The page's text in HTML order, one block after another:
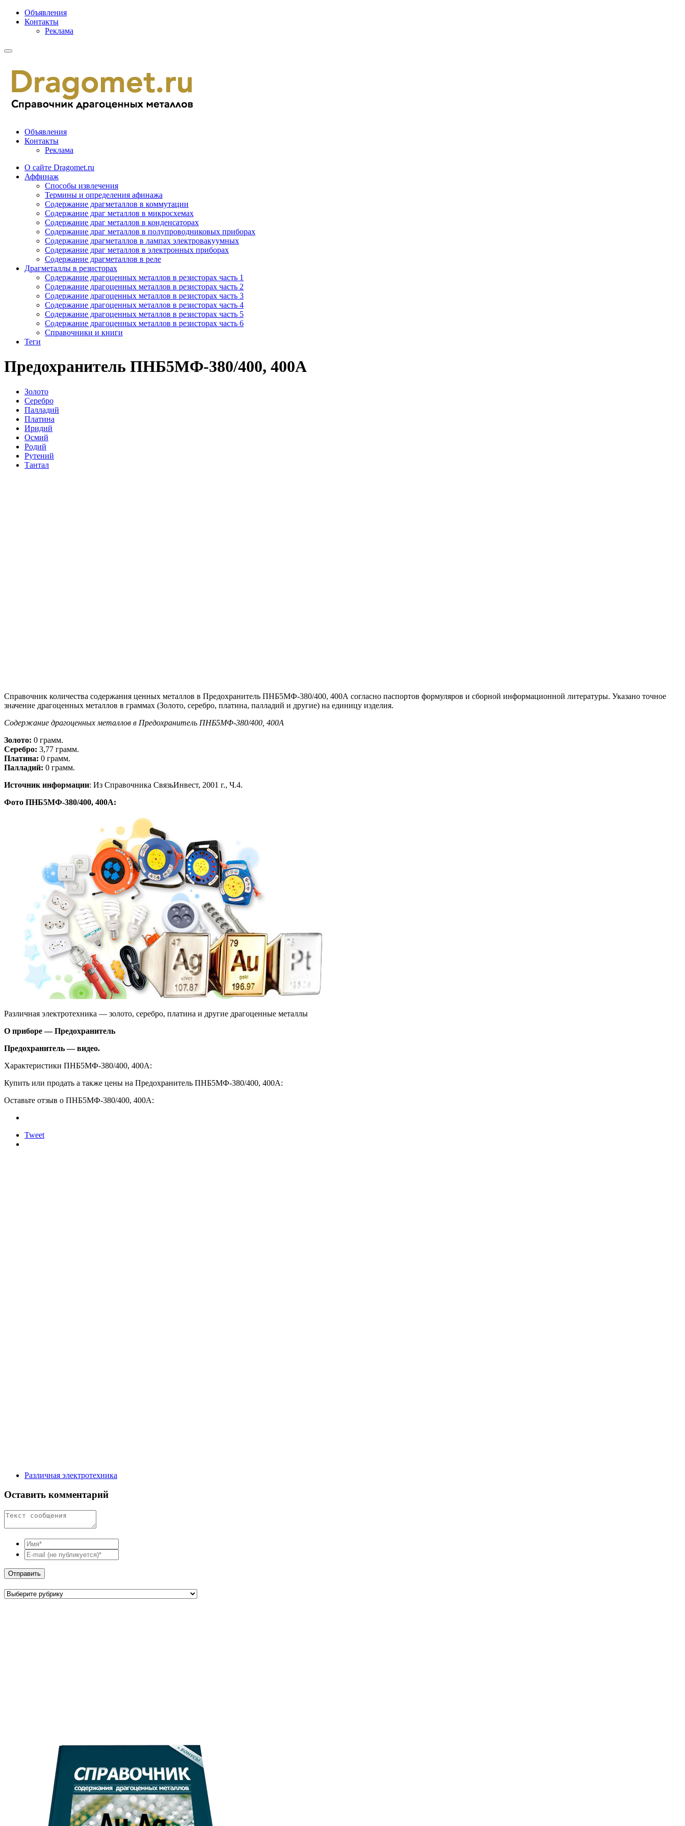
Объявления
Контакты
Реклама
Объявления
Контакты
Реклама
О сайте Dragomet.ru
Аффинаж
Способы извлечения
Термины и определения афинажа
Содержание драгметаллов в коммутации
Содержание драг металлов в микросхемах
Содержание драг металлов в конденсаторах
Содержание драг металлов в полупроводниковых приборах
Содержание драгметаллов в лампах электровакуумных
Содержание драг металлов в электронных приборах
Содержание драгметаллов в реле
Драгметаллы в резисторах
Содержание драгоценных металлов в резисторах часть 1
Содержание драгоценных металлов в резисторах часть 2
Содержание драгоценных металлов в резисторах часть 3
Содержание драгоценных металлов в резисторах часть 4
Содержание драгоценных металлов в резисторах часть 5
Содержание драгоценных металлов в резисторах часть 6
Справочники и книги
Теги
Предохранитель ПНБ5МФ-380/400, 400А
Золото
Серебро
Палладий
Платина
Иридий
Осмий
Родий
Рутений
Тантал
Справочник количества содержания ценных металлов в Предохранитель ПНБ5МФ-380/400, 400А согласно паспортов формуляров и сборной информационной литературы. Указано точное
значение драгоценных металлов в граммах (Золото, серебро, платина, палладий и другие) на единицу изделия.
Содержание драгоценных металлов в Предохранитель ПНБ5МФ-380/400, 400А
Золото: 0 грамм.
Серебро: 3,77 грамм.
Платина: 0 грамм.
Палладий: 0 грамм.
Источник информации: Из Справочника СвязьИнвест, 2001 г., Ч.4.
Фото ПНБ5МФ-380/400, 400А:
Различная электротехника — золото, серебро, платина и другие драгоценные металлы
О приборе — Предохранитель
Предохранитель — видео.
Характеристики ПНБ5МФ-380/400, 400А:
Купить или продать а также цены на Предохранитель ПНБ5МФ-380/400, 400А:
Оставьте отзыв о ПНБ5МФ-380/400, 400А:
Tweet
Различная электротехника
Оставить комментарий